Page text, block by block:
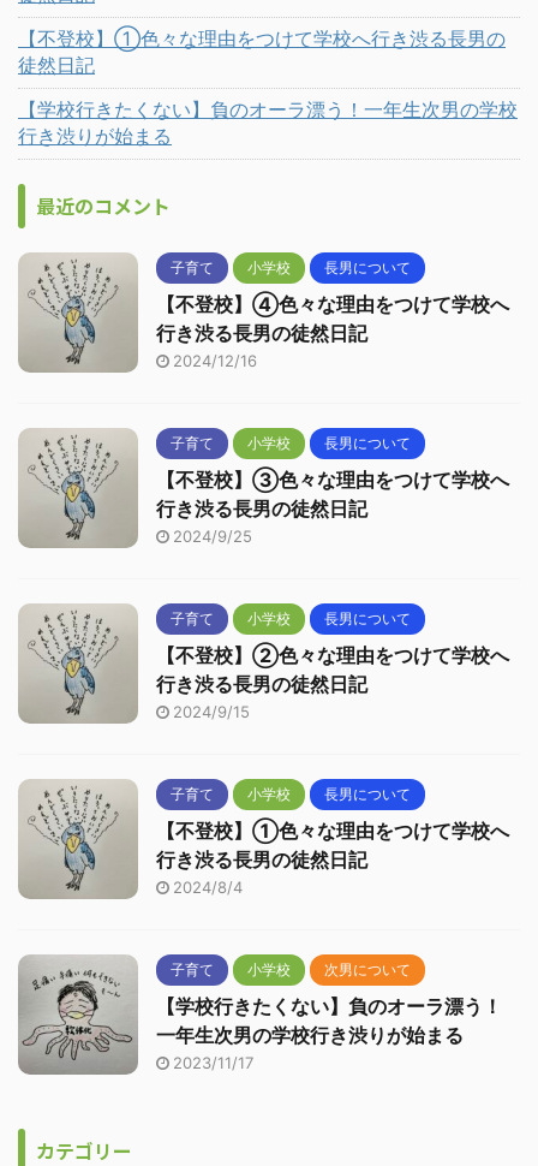
【不登校】①色々な理由をつけて学校へ行き渋る長男の
徒然日記
【学校行きたくない】負のオーラ漂う！一年生次男の学校
行き渋りが始まる
最近のコメント
子育て 小学校 長男について
【不登校】④色々な理由をつけて学校へ
行き渋る長男の徒然日記
2024/12/16
子育て 小学校 長男について
【不登校】③色々な理由をつけて学校へ
行き渋る長男の徒然日記
2024/9/25
子育て 小学校 長男について
【不登校】②色々な理由をつけて学校へ
行き渋る長男の徒然日記
2024/9/15
子育て 小学校 長男について
【不登校】①色々な理由をつけて学校へ
行き渋る長男の徒然日記
2024/8/4
子育て 小学校 次男について
【学校行きたくない】負のオーラ漂う！
一年生次男の学校行き渋りが始まる
2023/11/17
カテゴリー